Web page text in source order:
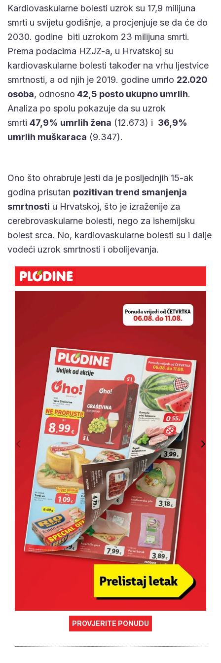
Kardiovaskularne bolesti uzrok su 17,9 milijuna
smrti u svijetu godišnje, a procjenjuje se da će do
2030. godine biti uzrokom 23 milijuna smrti.
Prema podacima HZJZ-a, u Hrvatskoj su
kardiovaskularne bolesti također na vrhu ljestvice
smrtnosti, a od njih je 2019. godine umrlo 22.020
osoba, odnosno 42,5 posto ukupno umrlih.
Analiza po spolu pokazuje da su uzrok
smrti 47,9% umrlih žena (12.673) i 36,9%
umrlih muškaraca (9.347).
Ono što ohrabruje jesti da je posljednjih 15-ak
godina prisutan pozitivan trend smanjenja
smrtnosti u Hrvatskoj, što je izraženije za
cerebrovaskularne bolesti, nego za ishemijsku
bolest srca. No, kardiovaskularne bolesti su i dalje
vodeći uzrok smrtnosti i obolijevanja.
PROVJERITE PONUDU